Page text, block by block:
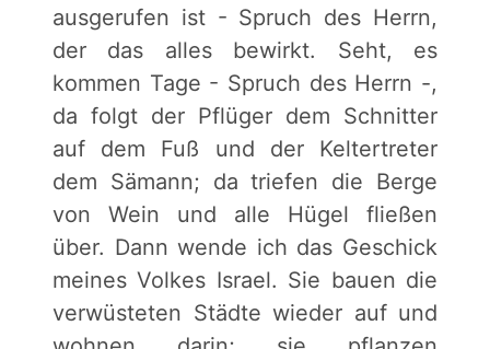
ausgerufen ist - Spruch des Herrn,
der das alles bewirkt. Seht, es
kommen Tage - Spruch des Herrn -,
da folgt der Pflüger dem Schnitter
auf dem Fuß und der Keltertreter
dem Sämann; da triefen die Berge
von Wein und alle Hügel fließen
über. Dann wende ich das Geschick
meines Volkes Israel. Sie bauen die
verwüsteten Städte wieder auf und